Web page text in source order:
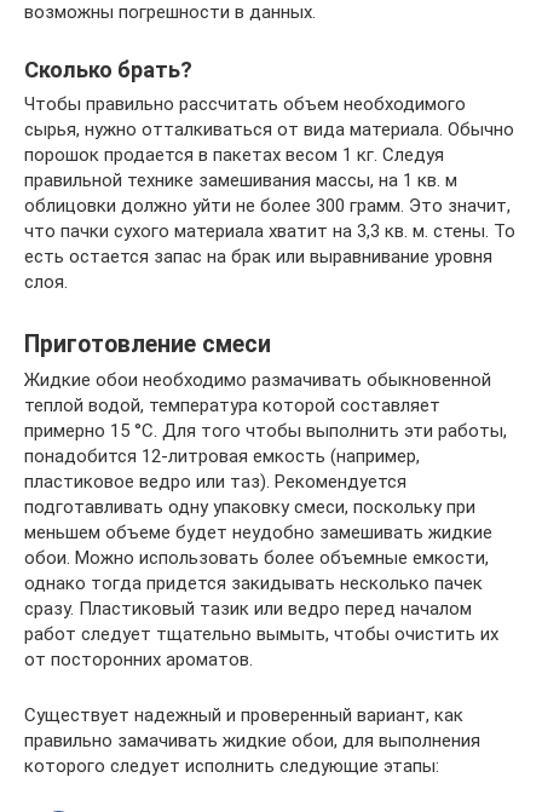
возможны погрешности в данных.
Сколько брать?
Чтобы правильно рассчитать объем необходимого
сырья, нужно отталкиваться от вида материала. Обычно
порошок продается в пакетах весом 1 кг. Следуя
правильной технике замешивания массы, на 1 кв. м
облицовки должно уйти не более 300 грамм. Это значит,
что пачки сухого материала хватит на 3,3 кв. м. стены. То
есть остается запас на брак или выравнивание уровня
слоя.
Приготовление смеси
Жидкие обои необходимо размачивать обыкновенной
теплой водой, температура которой составляет
примерно 15 °C. Для того чтобы выполнить эти работы,
понадобится 12-литровая емкость (например,
пластиковое ведро или таз). Рекомендуется
подготавливать одну упаковку смеси, поскольку при
меньшем объеме будет неудобно замешивать жидкие
обои. Можно использовать более объемные емкости,
однако тогда придется закидывать несколько пачек
сразу. Пластиковый тазик или ведро перед началом
работ следует тщательно вымыть, чтобы очистить их
от посторонних ароматов.
Существует надежный и проверенный вариант, как
правильно замачивать жидкие обои, для выполнения
которого следует исполнить следующие этапы: